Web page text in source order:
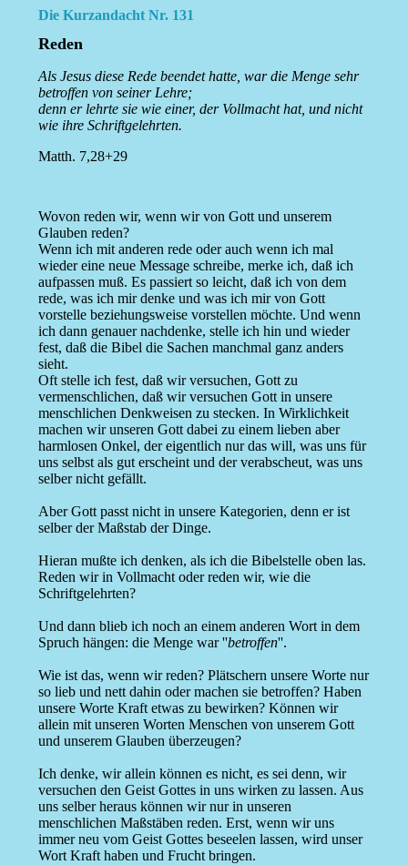
Die Kurzandacht Nr. 131
Reden
Als Jesus diese Rede beendet hatte, war die Menge sehr
betroffen von seiner Lehre;
denn er lehrte sie wie einer, der Vollmacht hat, und nicht
wie ihre Schriftgelehrten.
Matth. 7,28+29
Wovon reden wir, wenn wir von Gott und unserem
Glauben reden?
Wenn ich mit anderen rede oder auch wenn ich mal
wieder eine neue Message schreibe, merke ich, daß ich
aufpassen muß. Es passiert so leicht, daß ich von dem
rede, was ich mir denke und was ich mir von Gott
vorstelle beziehungsweise vorstellen möchte. Und wenn
ich dann genauer nachdenke, stelle ich hin und wieder
fest, daß die Bibel die Sachen manchmal ganz anders
sieht.
Oft stelle ich fest, daß wir versuchen, Gott zu
vermenschlichen, daß wir versuchen Gott in unsere
menschlichen Denkweisen zu stecken. In Wirklichkeit
machen wir unseren Gott dabei zu einem lieben aber
harmlosen Onkel, der eigentlich nur das will, was uns für
uns selbst als gut erscheint und der verabscheut, was uns
selber nicht gefällt.
Aber Gott passt nicht in unsere Kategorien, denn er ist
selber der Maßstab der Dinge.
Hieran mußte ich denken, als ich die Bibelstelle oben las.
Reden wir in Vollmacht oder reden wir, wie die
Schriftgelehrten?
Und dann blieb ich noch an einem anderen Wort in dem
Spruch hängen: die Menge war ''betroffen''.
Wie ist das, wenn wir reden? Plätschern unsere Worte nur
so lieb und nett dahin oder machen sie betroffen? Haben
unsere Worte Kraft etwas zu bewirken? Können wir
allein mit unseren Worten Menschen von unserem Gott
und unserem Glauben überzeugen?
Ich denke, wir allein können es nicht, es sei denn, wir
versuchen den Geist Gottes in uns wirken zu lassen. Aus
uns selber heraus können wir nur in unseren
menschlichen Maßstäben reden. Erst, wenn wir uns
immer neu vom Geist Gottes beseelen lassen, wird unser
Wort Kraft haben und Frucht bringen.